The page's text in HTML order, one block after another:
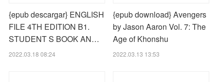
{epub descargar} ENGLISH
FILE 4TH EDITION B1.
STUDENT S BOOK AN…
2022.03.18 08:24
{epub download} Avengers
by Jason Aaron Vol. 7: The
Age of Khonshu
2022.03.13 13:53